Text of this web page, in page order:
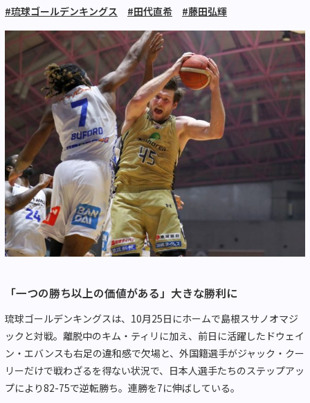
#琉球ゴールデンキングス
#田代直希 #藤田弘輝
「一つの勝ち以上の価値がある」大きな勝利に
琉球ゴールデンキングスは、10月25日にホームで島根スサノオマジ
ックと対戦。離脱中のキム・ティリに加え、前日に活躍したドウェイ
ン・エバンスも右足の違和感で欠場と、外国籍選手がジャック・クー
リーだけで戦わざるを得ない状況で、日本人選手たちのステップアッ
プにより82-75で逆転勝ち。連勝を7に伸ばしている。